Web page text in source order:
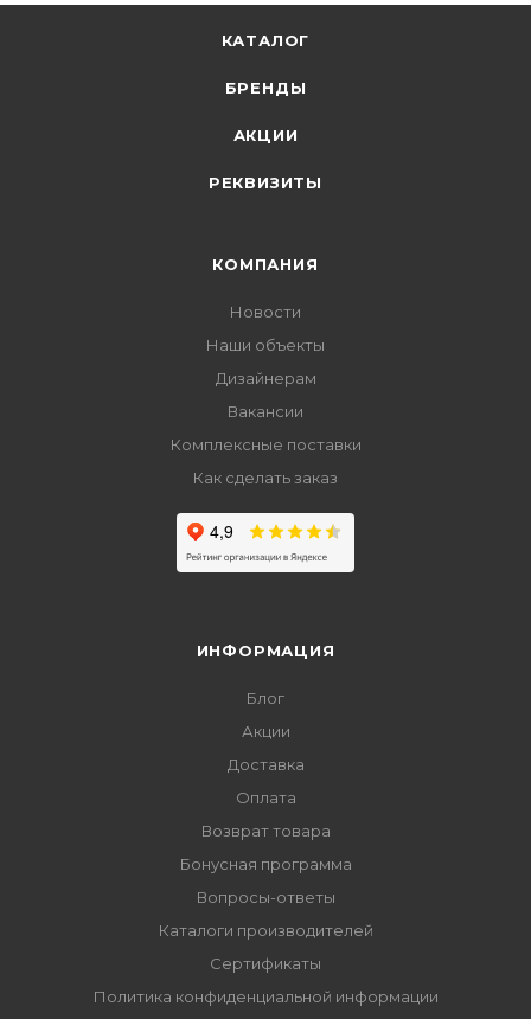
КАТАЛОГ
БРЕНДЫ
АКЦИИ
РЕКВИЗИТЫ
КОМПАНИЯ
Новости
Наши объекты
Дизайнерам
Вакансии
Комплексные поставки
Как сделать заказ
ИНФОРМАЦИЯ
Блог
Акции
Доставка
Оплата
Возврат товара
Бонусная программа
Вопросы-ответы
Каталоги производителей
Сертификаты
Политика конфиденциальной информации